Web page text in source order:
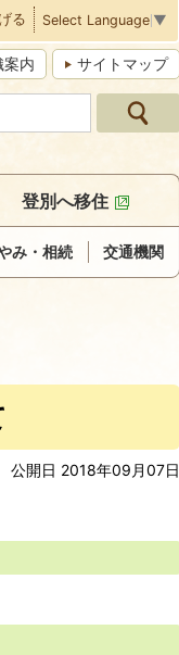
る Select Language ▼
案内 サイトマップ
み・相続 交通機関
登別へ移住
公開日 2018年09月07日